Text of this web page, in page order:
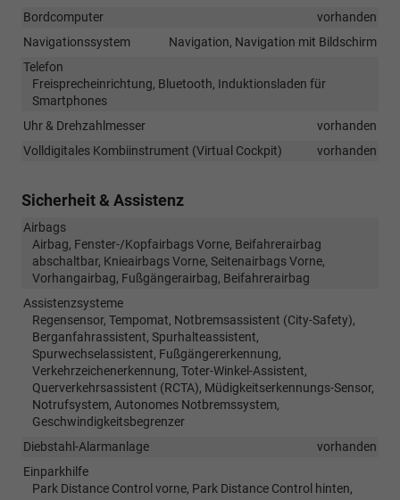
Bordcomputer
vorhanden
Navigationssystem
Navigation, Navigation mit Bildschirm
Telefon
Freisprecheinrichtung, Bluetooth, Induktionsladen für
Smartphones
Uhr & Drehzahlmesser
vorhanden
Volldigitales Kombiinstrument (Virtual Cockpit)
vorhanden
Sicherheit & Assistenz
Airbags
Airbag, Fenster-/Kopfairbags Vorne, Beifahrerairbag
abschaltbar, Knieairbags Vorne, Seitenairbags Vorne,
Vorhangairbag, Fußgängerairbag, Beifahrerairbag
Assistenzsysteme
Regensensor, Tempomat, Notbremsassistent (City-Safety),
Berganfahrassistent, Spurhalteassistent,
Spurwechselassistent, Fußgängererkennung,
Verkehrzeichenerkennung, Toter-Winkel-Assistent,
Querverkehrsassistent (RCTA), Müdigkeitserkennungs-Sensor,
Notrufsystem, Autonomes Notbremssystem,
Geschwindigkeitsbegrenzer
Diebstahl-Alarmanlage
vorhanden
Einparkhilfe
Park Distance Control vorne, Park Distance Control hinten,